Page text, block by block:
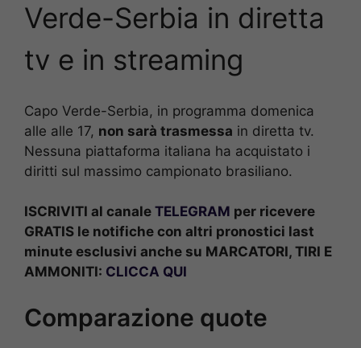
Verde-Serbia in diretta
tv e in streaming
Capo Verde-Serbia, in programma domenica
alle alle 17, non sarà trasmessa in diretta tv.
Nessuna piattaforma italiana ha acquistato i
diritti sul massimo campionato brasiliano.
ISCRIVITI al canale TELEGRAM per ricevere
GRATIS le notifiche con altri pronostici last
minute esclusivi anche su MARCATORI, TIRI E
AMMONITI: CLICCA QUI
Comparazione quote